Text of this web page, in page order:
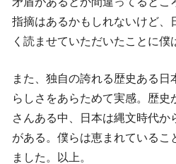
指摘はあるかもしれないけど、
く読ませていただいたことに僕
また、独自の誇れる歴史ある
らしさをあらためて実感。歴史
さんある中、日本は縄文時代か
がある。僕らは恵まれているこ
ました。以上。